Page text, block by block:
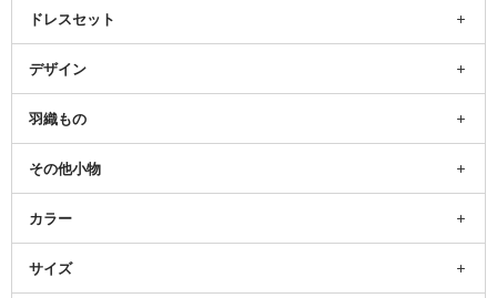
ドレスセット
デザイン
羽織もの
その他小物
カラー
サイズ